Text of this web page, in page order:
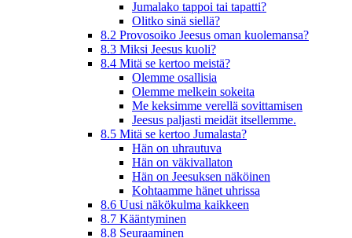
Jumalako tappoi tai tapatti?
Olitko sinä siellä?
8.2 Provosoiko Jeesus oman kuolemansa?
8.3 Miksi Jeesus kuoli?
8.4 Mitä se kertoo meistä?
Olemme osallisia
Olemme melkein sokeita
Me keksimme verellä sovittamisen
Jeesus paljasti meidät itsellemme.
8.5 Mitä se kertoo Jumalasta?
Hän on uhrautuva
Hän on väkivallaton
Hän on Jeesuksen näköinen
Kohtaamme hänet uhrissa
8.6 Uusi näkökulma kaikkeen
8.7 Kääntyminen
8.8 Seuraaminen